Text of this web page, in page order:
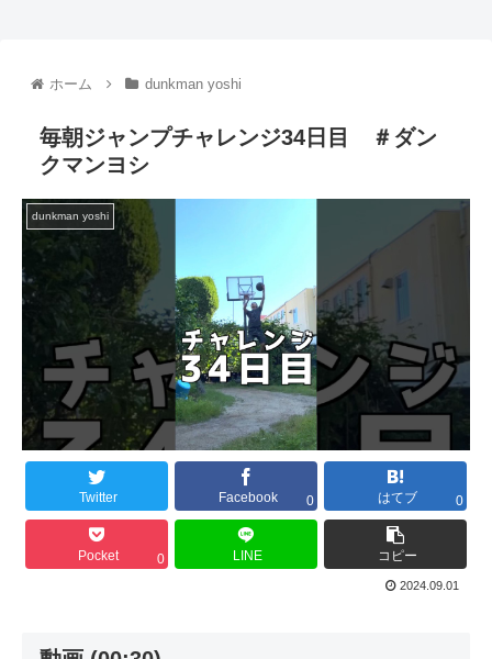
ホーム dunkman yoshi
毎朝ジャンプチャレンジ34日目 ＃ダン
クマンヨシ
dunkman yoshi
Twitter Facebook 0 はてブ 0
Pocket 0 LINE コピー
2024.09.01